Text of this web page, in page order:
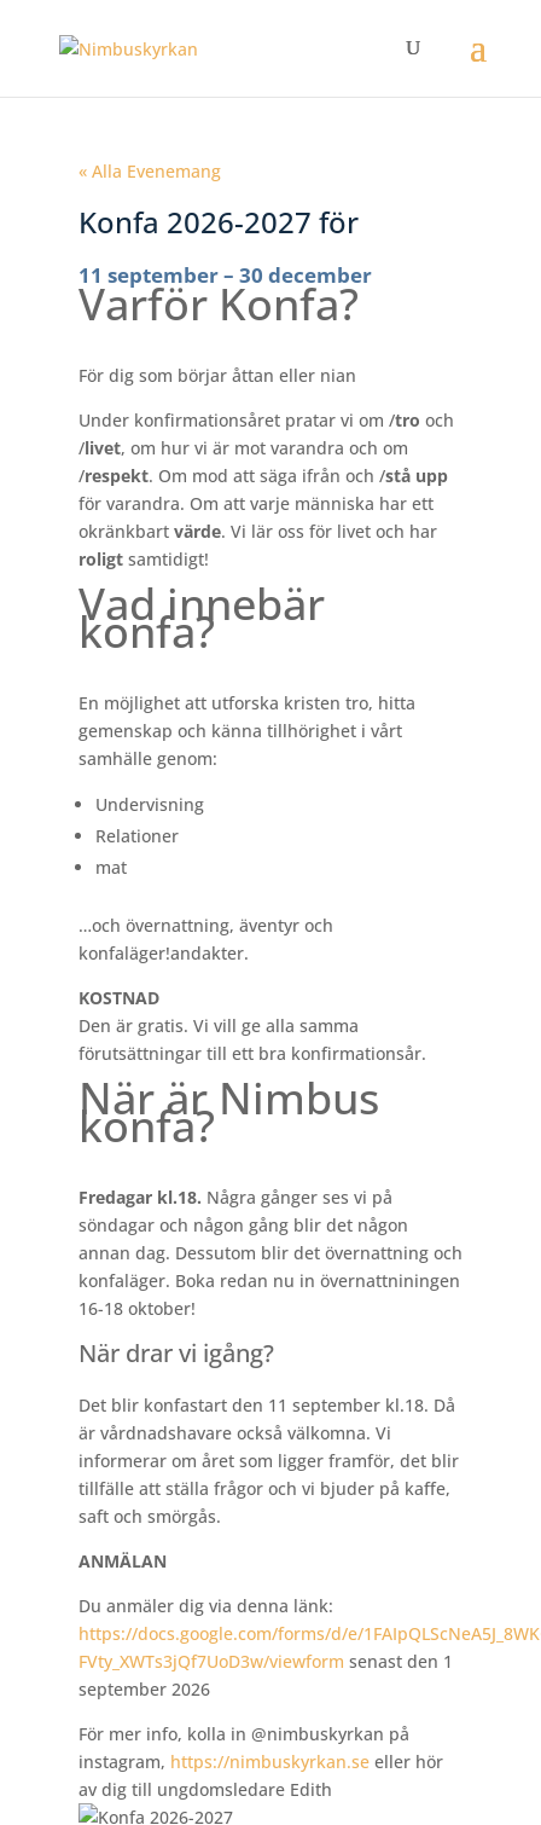
« Alla Evenemang
Konfa 2026-2027 för
11 september– 30 december
Varför Konfa?
För dig som börjar åttan eller nian
Under konfirmationsåret pratar vi om /tro och
/livet, om hur vi är mot varandra och om
/respekt. Om mod att säga ifrån och /stå upp
för varandra. Om att varje människa har ett
okränkbart värde. Vi lär oss för livet och har
roligtsamtidigt!
Vad innebär
konfa?
En möjlighet att utforska kristen tro, hitta
gemenskap och känna tillhörighet i vårt
samhälle genom:
Undervisning
Relationer
mat
…och övernattning, äventyr och
konfaläger!andakter.
KOSTNAD
Den är gratis. Vi vill ge alla samma
förutsättningar till ett bra konfirmationsår.
När är Nimbus
konfa?
Fredagar kl.18. Några gånger ses vi på
söndagar och någon gång blir det någon
annan dag. Dessutom blir det övernattning och
konfaläger. Boka redan nu in övernattniningen
16-18 oktober!
När drar vi igång?
Det blir konfastart den 11 september kl.18. Då
är vårdnadshavare också välkomna. Vi
informerar om året som ligger framför, det blir
tillfälle att ställa frågor och vi bjuder på kaffe,
saft och smörgås.
ANMÄLAN
Du anmäler dig via denna länk:
https://docs.google.com/forms/d/e/
FVty_XWTs3jQf7UoD3w/viewform senast den 1
september 2026
För mer info, kolla in @nimbuskyrkan på
instagram, https://nimbuskyrkan.seeller hör
av dig till ungdomsledare Edith